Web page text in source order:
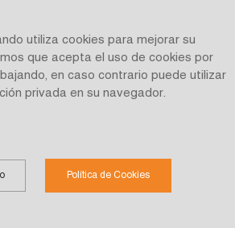
Site by
utiliza cookies para mejorar su
que acepta el uso de cookies por
en caso contrario puede utilizar
privada en su navegador.
Política de Cookies